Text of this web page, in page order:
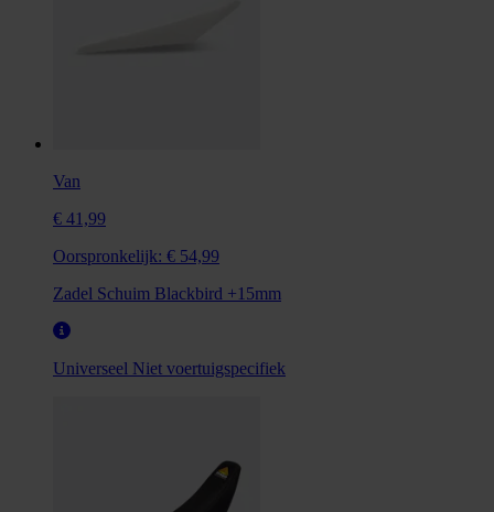
Van
€ 41,99
Oorspronkelijk: € 54,99
Zadel Schuim Blackbird +15mm
Universeel Niet voertuigspecifiek